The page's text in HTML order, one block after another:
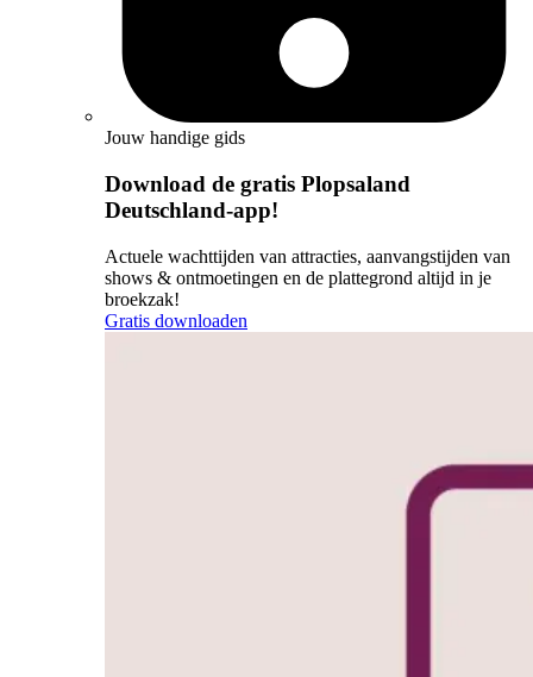
Jouw handige gids
Download de gratis Plopsaland
Deutschland-app!
Actuele wachttijden van attracties, aanvangstijden van
shows & ontmoetingen en de plattegrond altijd in je
broekzak!
Gratis downloaden